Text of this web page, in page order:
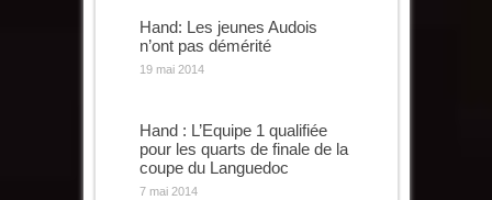
Hand: Les jeunes Audois
n’ont pas démérité
19 mai 2014
Hand : L’Equipe 1 qualifiée
pour les quarts de finale de la
coupe du Languedoc
7 mai 2014